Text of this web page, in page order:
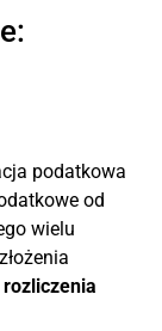
podatkowa
od
wielu